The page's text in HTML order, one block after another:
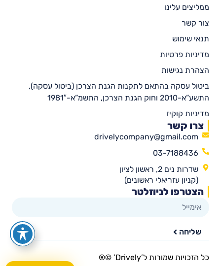
ממליצים עלינו
צור קשר
תנאי שימוש
מדיניות פרטיות
הצהרת נגישות
ביטול עסקה בהתאם לתקנות הגנת הצרכן (ביטול עסקה),
התשע”א-2010 וחוק הגנת הצרכן, התשמ”א-1981″
מדיניות קוקיז
צרו קשר
drivelycompany@gmail.com
03-7188436
שדרות נים 2, ראשון לציון
(קניון עזריאלי ראשונים)
הצטרפו לניוזלטר
שליחה
כל הזכויות שמורות ל’Drively’ ©®​